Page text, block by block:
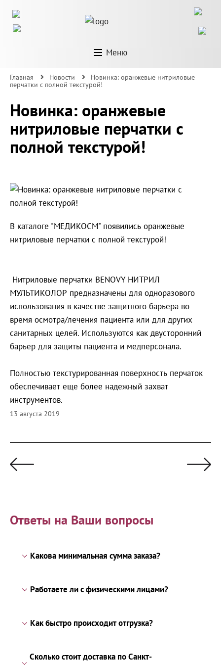
Меню
Главная Новости
Новинка: оранжевые нитриловые
перчатки с полной текстурой!
Новинка: оранжевые
нитриловые перчатки с
полной текстурой!
В каталоге "МЕДИКОСМ" появились оранжевые
нитриловые перчатки с полной текстурой!
Нитриловые перчатки BENOVY НИТРИЛ
МУЛЬТИКОЛОР предназначены для одноразового
использования в качестве защитного барьера во
время осмотра/лечения пациента или для других
санитарных целей. Используются как двусторонний
барьер для защиты пациента и медперсонала.
Полностью текстурированная поверхность перчаток
обеспечивает еще более надежный захват
инструментов.
13 августа 2019
Ответы на Ваши вопросы
Какова минимальная сумма заказа?
Работаете ли с физическими лицами?
Как быстро происходит отгрузка?
Сколько стоит доставка по Санкт-